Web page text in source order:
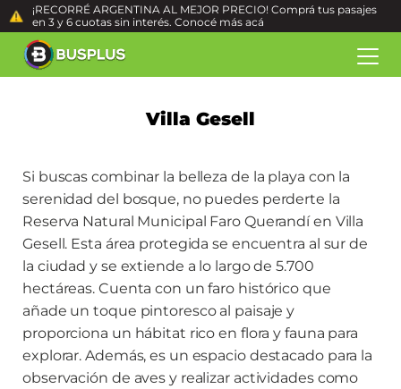
¡RECORRÉ ARGENTINA AL MEJOR PRECIO! Comprá tus pasajes
en 3 y 6 cuotas sin interés. Conocé más acá
Villa Gesell
Si buscas combinar la belleza de la playa con la
serenidad del bosque, no puedes perderte la
Reserva Natural Municipal Faro Querandí en Villa
Gesell. Esta área protegida se encuentra al sur de
la ciudad y se extiende a lo largo de 5.700
hectáreas. Cuenta con un faro histórico que
añade un toque pintoresco al paisaje y
proporciona un hábitat rico en flora y fauna para
explorar. Además, es un espacio destacado para la
observación de aves y realizar actividades como